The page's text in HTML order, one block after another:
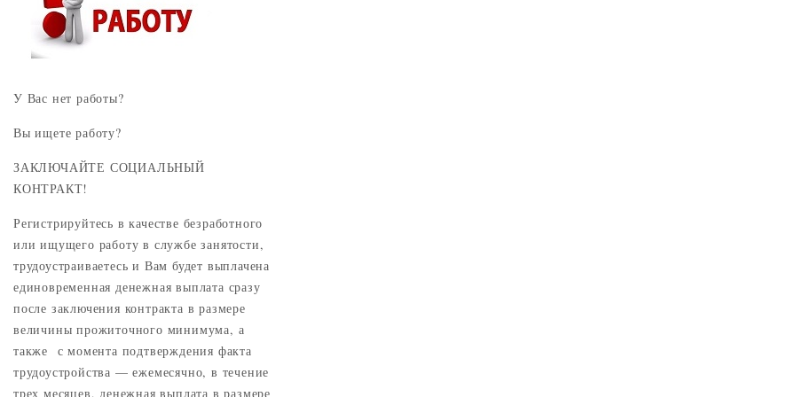
У Вас нет работы?
Вы ищете работу?
ЗАКЛЮЧАЙТЕ СОЦИАЛЬНЫЙ
КОНТРАКТ!
Регистрируйтесь в качестве безработного
или ищущего работу в службе занятости,
трудоустраиваетесь и Вам будет выплачена
единовременная денежная выплата сразу
после заключения контракта в размере
величины прожиточного минимума, а
также с момента подтверждения факта
трудоустройства — ежемесячно, в течение
трех месяцев, денежная выплата в размере